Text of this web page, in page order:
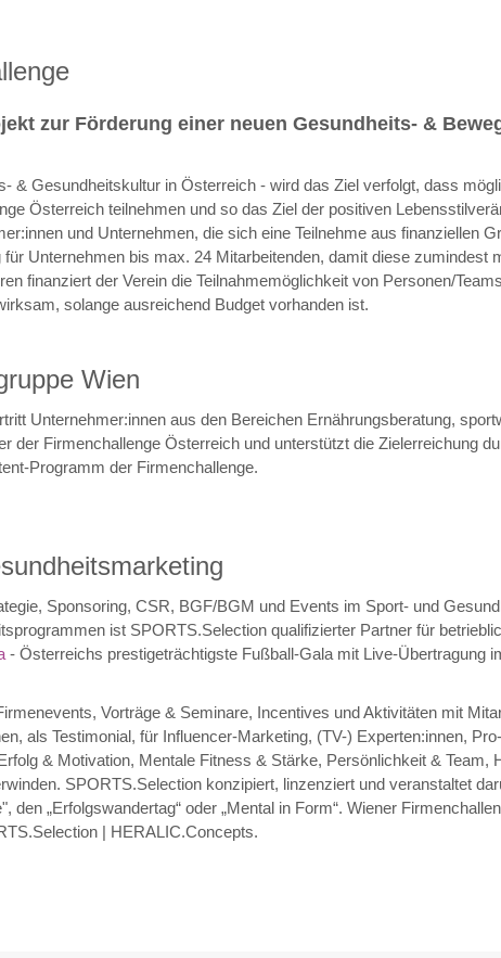
zur Förderung einer neuen Gesundheits- &
& Gesundheitskultur in Österreich - wird das Ziel verfolgt, dass
Österreich teilnehmen und so das Ziel der positiven
und Unternehmen, die sich eine Teilnehme aus finanziellen
Unternehmen bis max. 24 Mitarbeitenden, damit diese zumindest
finanziert der Verein die Teilnahmemöglichkeit von Personen/
solange ausreichend Budget vorhanden ist.
Wien
Unternehmer:innen aus den Bereichen Ernährungsberatung,
Firmenchallenge Österreich und unterstützt die Zielerreichung
Programm der Firmenchallenge.
Sponsoring, CSR, BGF/BGM und Events im Sport- und
ist SPORTS.Selection qualifizierter Partner für
- Österreichs prestigeträchtigste Fußball-Gala mit Live-Übertragung
Vorträge & Seminare, Incentives und Aktivitäten mit
als Testimonial, für Influencer-Marketing, (TV-) Experten:innen,
& Motivation, Mentale Fitness & Stärke, Persönlichkeit & Team,
SPORTS.Selection konzipiert, linzenziert und veranstaltet
„Erfolgswandertag“ oder „Mental in Form“. Wiener
| HERALIC.Concepts.